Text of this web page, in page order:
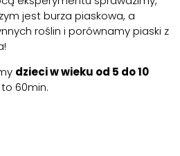
jest burza piaskowa, a
roślin i porównamy piaski z
dzieci w wieku od 5 do 10
60min.